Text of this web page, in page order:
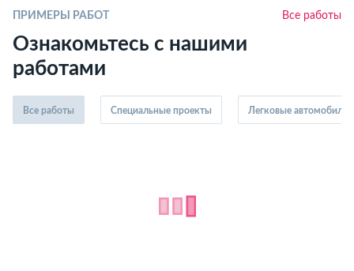
ПРИМЕРЫ РАБОТ Все работы
Ознакомьтесь с нашими
работами
Все работы Специальные проекты Легковые автомобили